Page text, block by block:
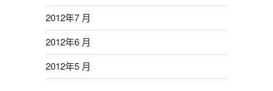
2012年7 月
2012年6 月
2012年5 月